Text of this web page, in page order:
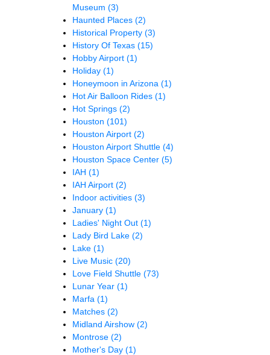
Museum (3)
Haunted Places (2)
Historical Property (3)
History Of Texas (15)
Hobby Airport (1)
Holiday (1)
Honeymoon in Arizona (1)
Hot Air Balloon Rides (1)
Hot Springs (2)
Houston (101)
Houston Airport (2)
Houston Airport Shuttle (4)
Houston Space Center (5)
IAH (1)
IAH Airport (2)
Indoor activities (3)
January (1)
Ladies' Night Out (1)
Lady Bird Lake (2)
Lake (1)
Live Music (20)
Love Field Shuttle (73)
Lunar Year (1)
Marfa (1)
Matches (2)
Midland Airshow (2)
Montrose (2)
Mother's Day (1)